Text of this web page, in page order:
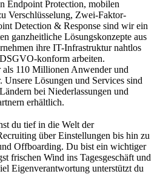
Endpoint Protection, mobilen
Verschlüsselung, Zwei-Faktor-
Detection & Response sind wir ein
ganzheitliche Lösungskonzepte aus
ihre IT-Infrastruktur nahtlos
konform arbeiten.
110 Millionen Anwender und
Lösungen und Services sind
bei Niederlassungen und
erhältlich.
du tief in die Welt der
über Einstellungen bis hin zu
Offboarding. Du bist ein wichtiger
frischen Wind ins Tagesgeschäft und
Eigenverantwortung unterstützt du